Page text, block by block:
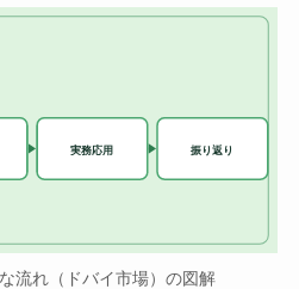
実務応用 振り返り
流れ（ドバイ市場）の図解